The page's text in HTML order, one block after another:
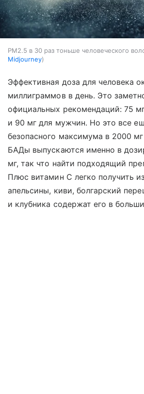
PM2.5 в 30 раз тоньше человеческого
Midjourney
Эффективная доза для человека
миллиграммов в день. Это
официальных рекомендаций: 75
и 90 мг для мужчин. Но это все
безопасного максимума в 2000
БАДы выпускаются именно в
мг, так что найти подходящий
Плюс витамин C легко получить
апельсины, киви, болгарский
и клубника содержат его в